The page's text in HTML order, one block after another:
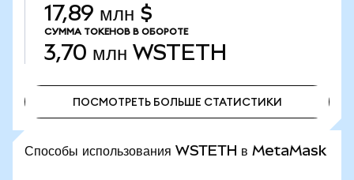
17,89 млн $
СУММА ТОКЕНОВ В ОБОРОТЕ
3,70 млн WSTETH
ПОСМОТРЕТЬ БОЛЬШЕ СТАТИСТИКИ
Способы использования WSTETH в MetaMask